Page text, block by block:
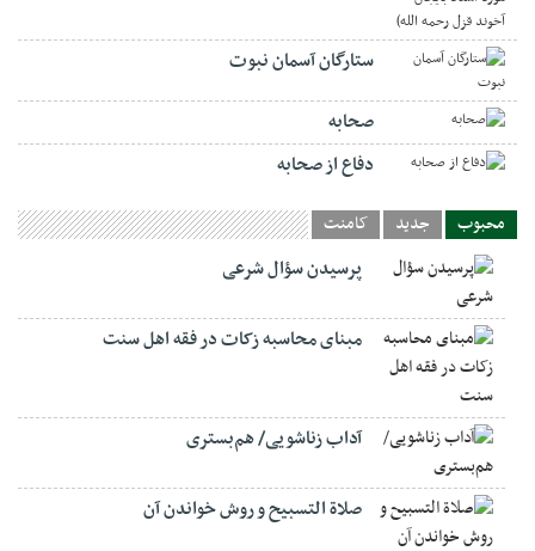
ستارگان آسمان نبوت
صحابه
دفاع از صحابه
محبوب جدید کامنت
پرسیدن سؤال شرعی
مبنای محاسبه زکات در فقه اهل سنت
آداب زناشویی/ هم‌بستری
صلاة التسبيح و روش خواندن آن